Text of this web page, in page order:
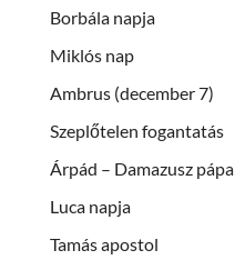
Borbála napja
Miklós nap
Ambrus (december 7)
Szeplőtelen fogantatás
Árpád – Damazusz pápa
Luca napja
Tamás apostol